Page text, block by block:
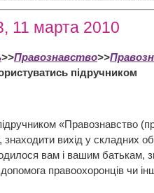
11 марта 2010
>>Правознавство>>
підручником
«Правознавство
знаходити вихід у складних
вам і вашим батькам,
правоохоронців чи